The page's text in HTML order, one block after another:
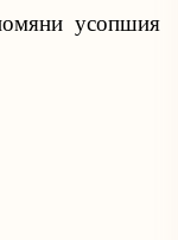
усопшия